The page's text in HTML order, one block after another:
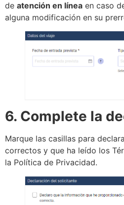
de atención en línea en caso
alguna modificación en su
6. Complete la
Marque las casillas para
correctos y que ha leído los
la Política de Privacidad.